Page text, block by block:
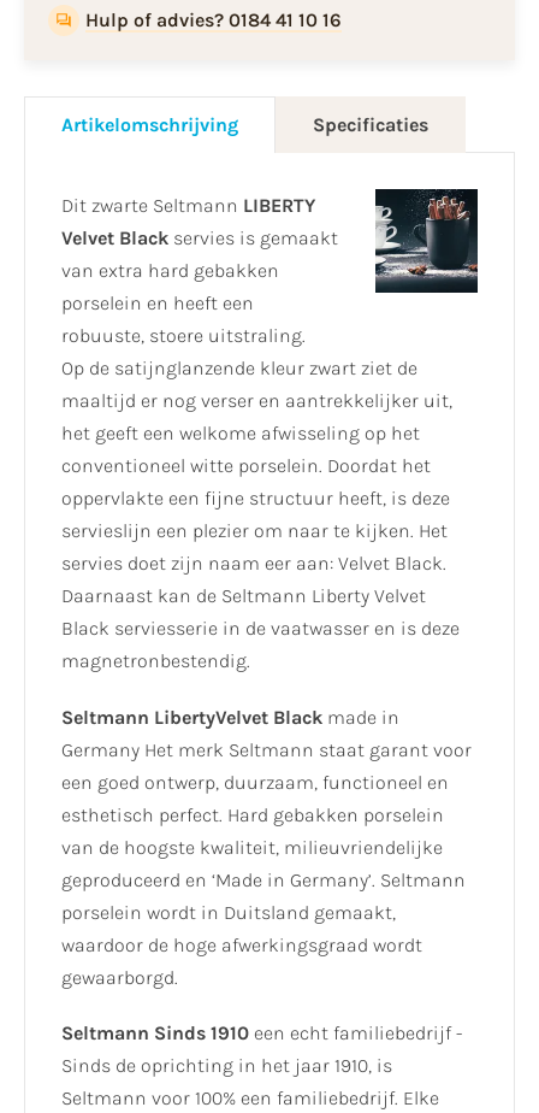
Hulp of advies? 0184 41 10 16
Artikelomschrijving Specificaties
Dit zwarte Seltmann LIBERTY
Velvet Black servies is gemaakt
van extra hard gebakken
porselein en heeft een
robuuste, stoere uitstraling.
Op de satijnglanzende kleur zwart ziet de
maaltijd er nog verser en aantrekkelijker uit,
het geeft een welkome afwisseling op het
conventioneel witte porselein. Doordat het
oppervlakte een fijne structuur heeft, is deze
servieslijn een plezier om naar te kijken. Het
servies doet zijn naam eer aan: Velvet Black.
Daarnaast kan de Seltmann Liberty Velvet
Black serviesserie in de vaatwasser en is deze
magnetronbestendig.
Seltmann LibertyVelvet Black made in
Germany Het merk Seltmann staat garant voor
een goed ontwerp, duurzaam, functioneel en
esthetisch perfect. Hard gebakken porselein
van de hoogste kwaliteit, milieuvriendelijke
geproduceerd en ‘Made in Germany’. Seltmann
porselein wordt in Duitsland gemaakt,
waardoor de hoge afwerkingsgraad wordt
gewaarborgd.
Seltmann Sinds 1910 een echt familiebedrijf -
Sinds de oprichting in het jaar 1910, is
Seltmann voor 100% een familiebedrijf. Elke